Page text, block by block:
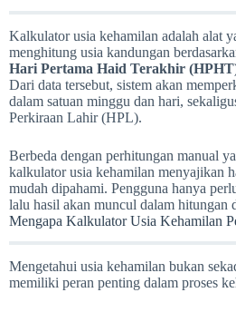
Kalkulator usia kehamilan adalah alat
menghitung usia kandungan
Hari Pertama Haid Terakhir
Dari data tersebut, sistem akan
dalam satuan minggu dan hari,
Perkiraan Lahir (HPL).
Berbeda dengan perhitungan manual
kalkulator usia kehamilan menyajikan
mudah dipahami. Pengguna hanya
lalu hasil akan muncul dalam hitungan
Mengapa Kalkulator Usia Kehamilan
Mengetahui usia kehamilan bukan
memiliki peran penting dalam proses